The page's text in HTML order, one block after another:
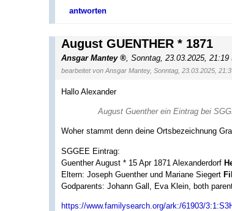
antworten
August GUENTHER * 1871
Ansgar Mantey , Sonntag, 23.03.2025, 21:19
bearbeitet von Ansgar Mantey, Sonntag, 23.03.2025,
Hallo Alexander
August Guenther ein Eintrag bei
Woher stammt denn deine Ortsbezeichnung
SGGEE Eintrag:
Guenther August * 15 Apr 1871 Alexanderdorf
Eltern: Joseph Guenther und Mariane Siegert
Godparents: Johann Gall, Eva Klein, both
https://www.familysearch.org/ark:/61903/